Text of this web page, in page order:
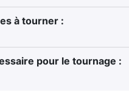
à tourner :
pour le tournage :